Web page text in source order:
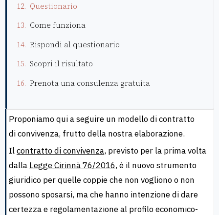
Questionario
Come funziona
Rispondi al questionario
Scopri il risultato
Prenota una consulenza gratuita
Proponiamo qui a seguire un modello di contratto
di convivenza, frutto della nostra elaborazione.
Ilcontratto di convivenza, previsto per la prima volta
dalla Legge Cirinnà 76/2016, è il nuovo strumento
giuridico per quelle coppie che non vogliono o non
possono sposarsi, ma che hanno intenzione di dare
certezza e regolamentazione al profilo economico-